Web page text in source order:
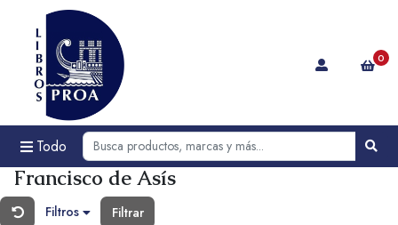
Todo
0
Francisco de Asís
Filtros Filtrar